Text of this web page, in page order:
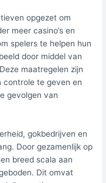
opgezet om
meer casino’s en
spelers te helpen hun
door middel van
maatregelen zijn
controle te geven en
gevolgen van
gokbedrijven en
Door gezamenlijk op
breed scala aan
Dit omvat